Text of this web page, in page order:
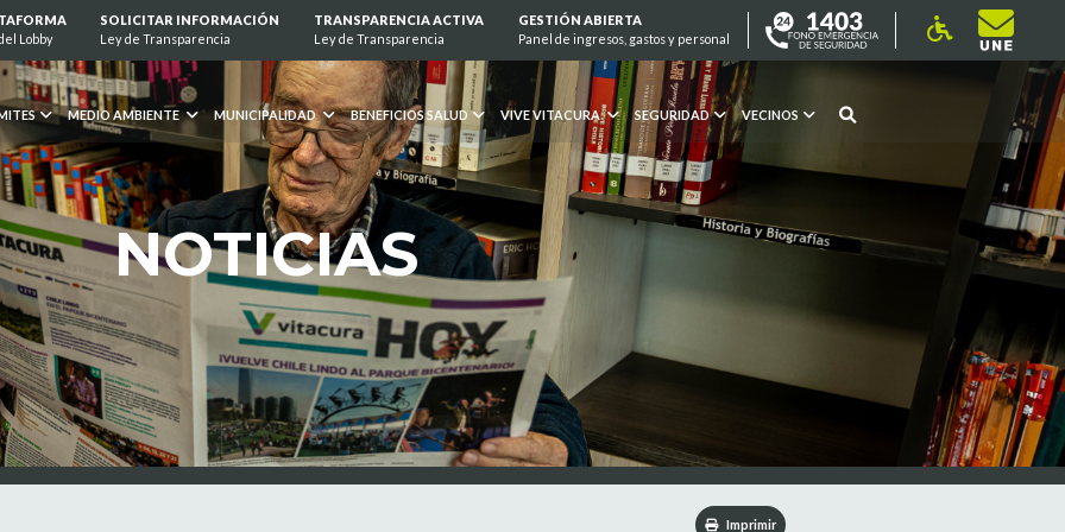
Lobby
SOLICITAR INFORMACIÓN
Ley de Transparencia
TRANSPARENCIA ACTIVA
Ley de Transparencia
GESTIÓN ABIERTA
Panel de ingresos, gastos y personal
MEDIO AMBIENTE MUNICIPALIDAD BENEFICIOS SALUD VIVE VITACURA SEGURIDAD VECINOS
NOTICIAS
Imprimir